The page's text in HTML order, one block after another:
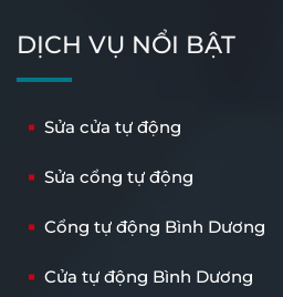
DỊCH VỤ NỔI BẬT
Sửa cửa tự động
Sửa cổng tự động
Cổng tự động Bình Dương
Cửa tự động Bình Dương